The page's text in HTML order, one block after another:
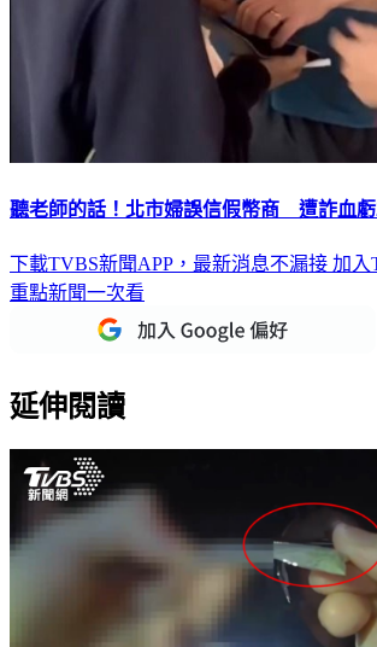
聽老師的話！北市婦誤信假幣商 遭詐血虧
下載TVBS新聞APP，最新消息不漏接 加入
重點新聞一次看
延伸閱讀